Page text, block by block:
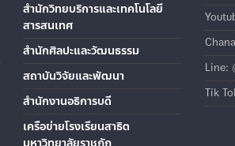
สำนักวิทยบริการและเทคโนโลยี
สารสนเทศ
สำนักศิลปะและวัฒนธรรม
สถาบันวิจัยและพัฒนา
สำนักงานอธิการบดี
เครือข่ายโรงเรียนสาธิต
Line:
Tik